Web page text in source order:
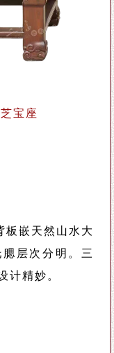
宝座
板嵌天然山水大
层次分明。三
计精妙。